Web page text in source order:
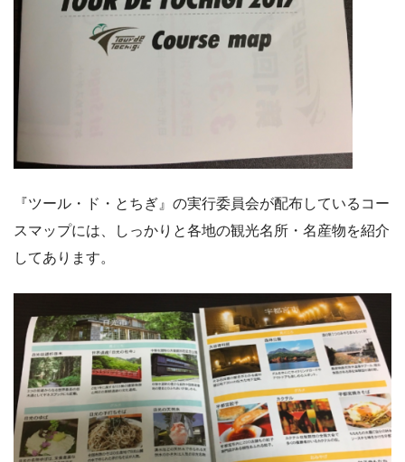
『ツール・ド・とちぎ』の実行委員会が配布しているコー
スマップには、しっかりと各地の観光名所・名産物を紹介
してあります。